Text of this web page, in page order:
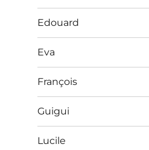
Edouard
Eva
François
Guigui
Lucile